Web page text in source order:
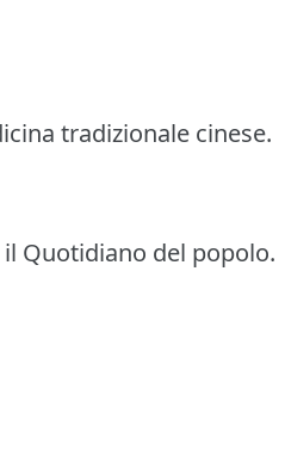
tradizionale cinese.
Quotidiano del popolo.